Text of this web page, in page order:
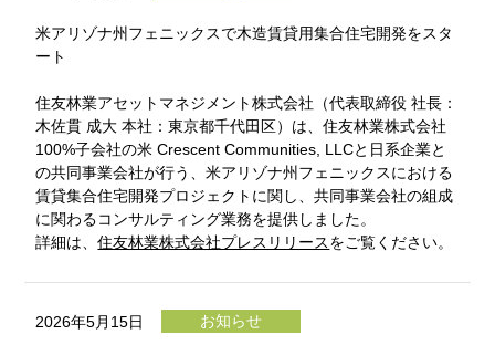
米アリゾナ州フェニックスで木造賃貸用集合住宅開発をスタ
ート
住友林業アセットマネジメント株式会社（代表取締役 社長：
木佐貫 成大 本社：東京都千代田区）は、住友林業株式会社
100%子会社の米 Crescent Communities, LLCと日系企業と
の共同事業会社が行う、米アリゾナ州フェニックスにおける
賃貸集合住宅開発プロジェクトに関し、共同事業会社の組成
に関わるコンサルティング業務を提供しました。
詳細は、住友林業株式会社プレスリリースをご覧ください。
2026年5月15日 お知らせ